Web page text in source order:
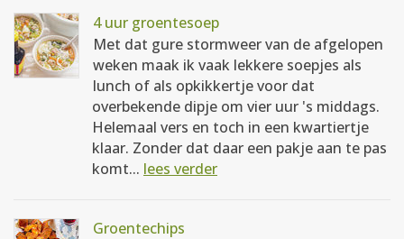
4 uur groentesoep
Met dat gure stormweer van de afgelopen
weken maak ik vaak lekkere soepjes als
lunch of als opkikkertje voor dat
overbekende dipje om vier uur 's middags.
Helemaal vers en toch in een kwartiertje
klaar. Zonder dat daar een pakje aan te pas
komt... lees verder
Groentechips